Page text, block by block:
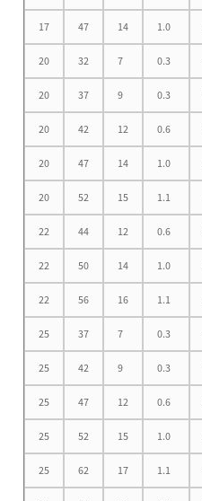
17 47 14 1.0
20 32 7 0.3
20 37 9 0.3
20 42 12 0.6
20 47 14 1.0
20 52 15 1.1
22 44 12 0.6
22 50 14 1.0
22 56 16 1.1
25 37 7 0.3
25 42 9 0.3
25 47 12 0.6
25 52 15 1.0
25 62 17 1.1